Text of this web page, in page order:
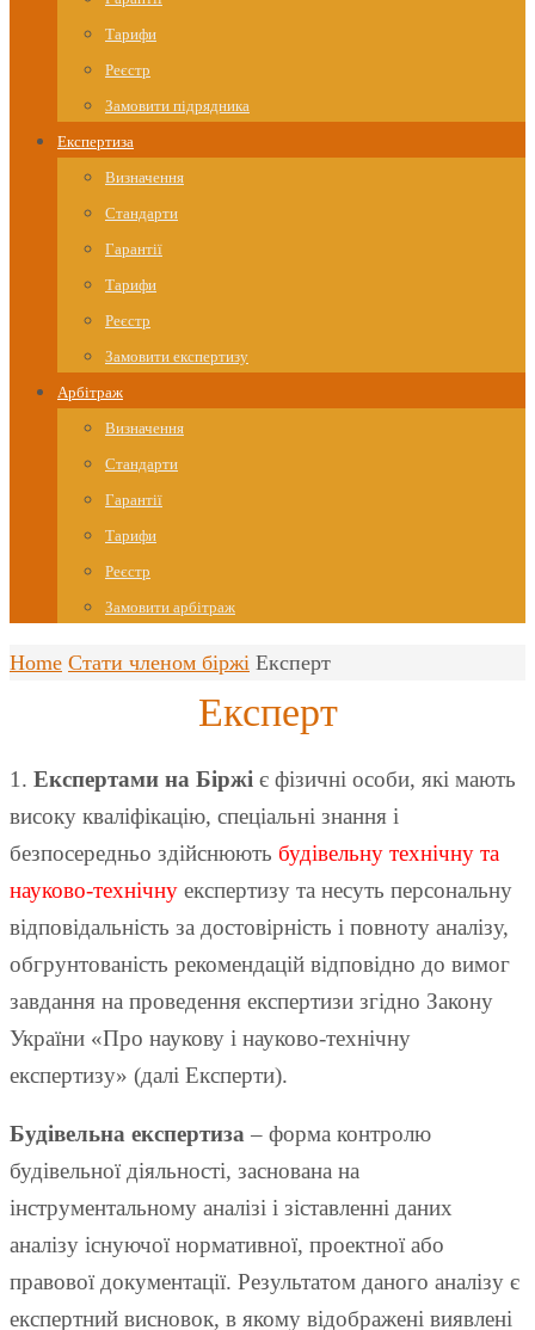
Тарифи
Реєстр
Замовити підрядника
Експертиза
Визначення
Стандарти
Гарантії
Тарифи
Реєстр
Замовити експертизу
Арбітраж
Визначення
Стандарти
Гарантії
Тарифи
Реєстр
Замовити арбітраж
Home Стати членом біржі Експерт
Експерт
1. Експертами на Біржі є фізичні особи, які мають
високу кваліфікацію, спеціальні знання і
безпосередньо здійснюють будівельну технічну та
науково-технічну експертизу та несуть персональну
відповідальність за достовірність і повноту аналізу,
обгрунтованість рекомендацій відповідно до вимог
завдання на проведення експертизи згідно Закону
України «Про наукову і науково-технічну
експертизу» (далі Експерти).
Будівельна експертиза – форма контролю
будівельної діяльності, заснована на
інструментальному аналізі і зіставленні даних
аналізу існуючої нормативної, проектної або
правової документації. Результатом даного аналізу є
експертний висновок, в якому відображені виявлені